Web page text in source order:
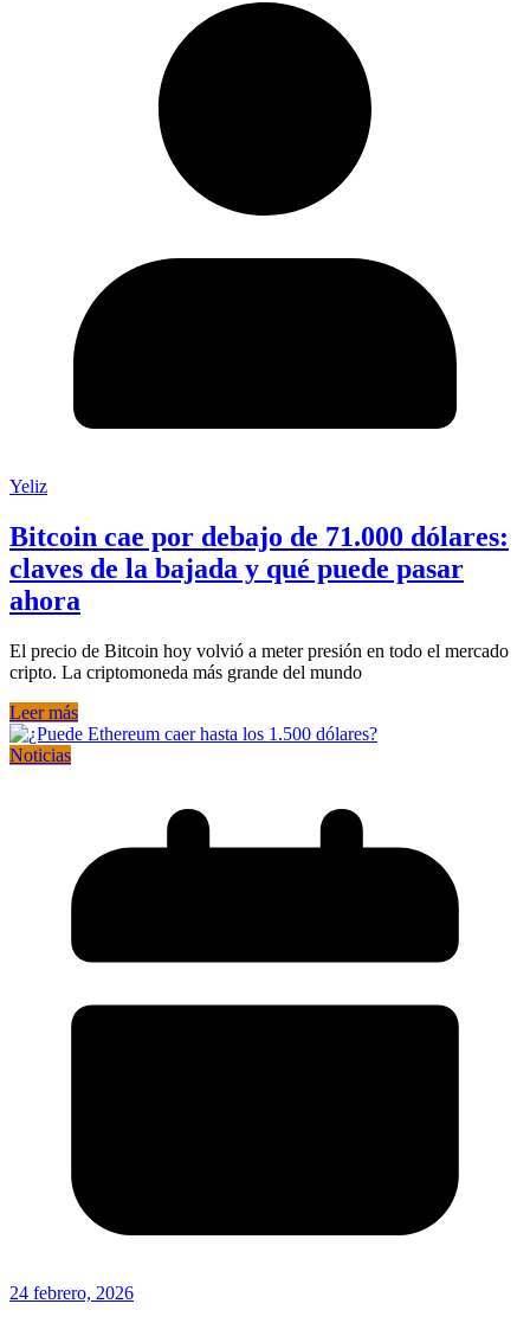
Yeliz
Bitcoin cae por debajo de 71.000 dólares:
claves de la bajada y qué puede pasar
ahora
El precio de Bitcoin hoy volvió a meter presión en todo el mercado
cripto. La criptomoneda más grande del mundo
Leer más
Noticias
24 febrero, 2026